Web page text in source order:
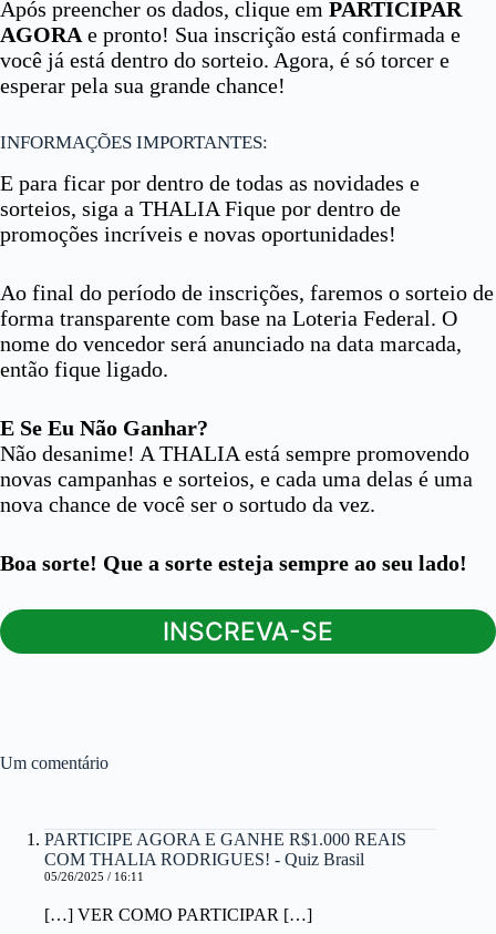
Após preencher os dados, clique em PARTICIPAR
AGORA e pronto! Sua inscrição está confirmada e
você já está dentro do sorteio. Agora, é só torcer e
esperar pela sua grande chance!
INFORMAÇÕES IMPORTANTES:
E para ficar por dentro de todas as novidades e
sorteios, siga a THALIA Fique por dentro de
promoções incríveis e novas oportunidades!
Ao final do período de inscrições, faremos o sorteio de
forma transparente com base na Loteria Federal. O
nome do vencedor será anunciado na data marcada,
então fique ligado.
E Se Eu Não Ganhar?
Não desanime! A THALIA está sempre promovendo
novas campanhas e sorteios, e cada uma delas é uma
nova chance de você ser o sortudo da vez.
Boa sorte! Que a sorte esteja sempre ao seu lado!
INSCREVA-SE
Um comentário
PARTICIPE AGORA E GANHE R$1.000 REAIS
COM THALIA RODRIGUES! - Quiz Brasil
05/26/2025 / 16:11
[…] VER COMO PARTICIPAR […]